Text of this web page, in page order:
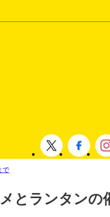
で
メとランタン